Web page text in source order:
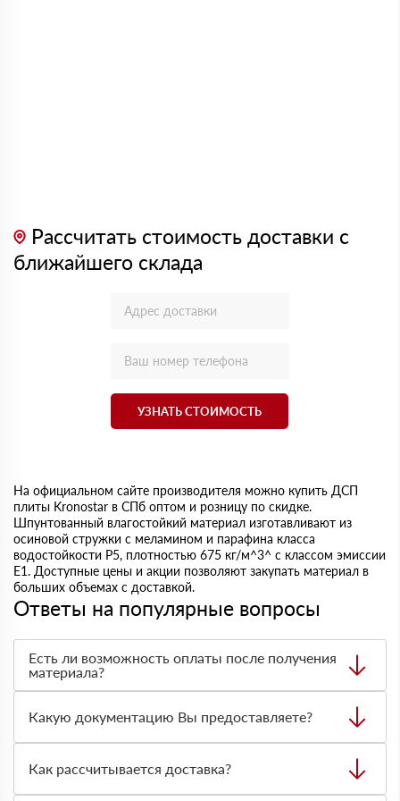
Рассчитать стоимость доставки с
ближайшего склада
УЗНАТЬ СТОИМОСТЬ
На официальном сайте производителя можно купить ДСП
плиты Kronostar в СПб оптом и розницу по скидке.
Шпунтованный влагостойкий материал изготавливают из
осиновой стружки с меламином и парафина класса
водостойкости Р5, плотностью 675 кг/м^3^ с классом эмиссии
Е1. Доступные цены и акции позволяют закупать материал в
больших объемах с доставкой.
Ответы на популярные вопросы
Есть ли возможность оплаты после получения
материала?
оплата по факту получения товара. При этом, если
доставленный товар был ненадлежащего качества, то
Вы вправе от него отказаться.
Какую документацию Вы предоставляете?
сертификаты и паспорта качества, а также товарно-
транспортную накладную.
Как рассчитывается доставка?